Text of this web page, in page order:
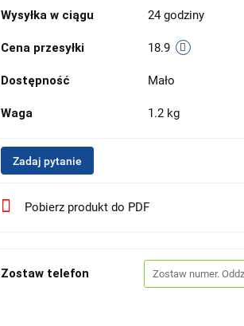
Wysyłka w ciągu 24 godziny
Cena przesyłki 18.9
Dostępność Mało
Waga 1.2 kg
Zadaj pytanie
Pobierz produkt do PDF
Zostaw telefon